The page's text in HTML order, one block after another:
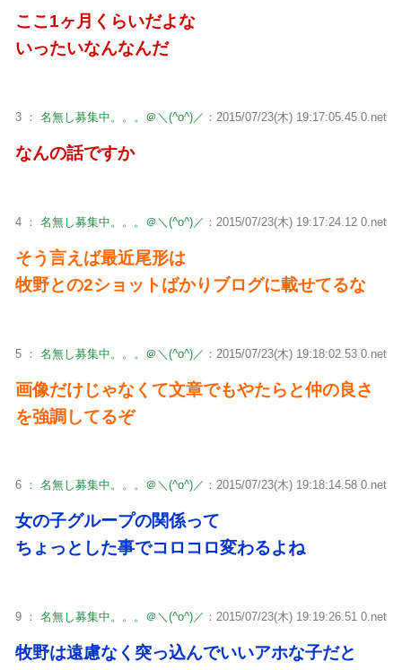
ここ1ヶ月くらいだよな
いったいなんなんだ
3 ： 名無し募集中。。。＠＼(^o^)／ ：2015/07/23(木) 19:17:05.45 0.net
なんの話ですか
4 ： 名無し募集中。。。＠＼(^o^)／ ：2015/07/23(木) 19:17:24.12 0.net
そう言えば最近尾形は
牧野との2ショットばかりブログに載せてるな
5 ： 名無し募集中。。。＠＼(^o^)／ ：2015/07/23(木) 19:18:02.53 0.net
画像だけじゃなくて文章でもやたらと仲の良さ
を強調してるぞ
6 ： 名無し募集中。。。＠＼(^o^)／ ：2015/07/23(木) 19:18:14.58 0.net
女の子グループの関係って
ちょっとした事でコロコロ変わるよね
9 ： 名無し募集中。。。＠＼(^o^)／ ：2015/07/23(木) 19:19:26.51 0.net
牧野は遠慮なく突っ込んでいいアホな子だと